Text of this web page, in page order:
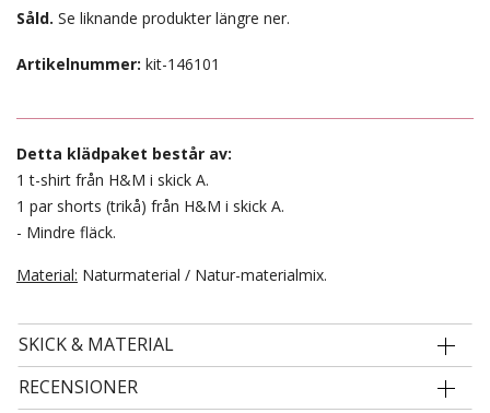
Såld. Se liknande produkter längre ner.
Artikelnummer: kit-146101
Detta klädpaket består av:
1 t-shirt från H&M i skick A.
1 par shorts (trikå) från H&M i skick A.
- Mindre fläck.
Material: Naturmaterial / Natur-materialmix.
SKICK & MATERIAL
RECENSIONER